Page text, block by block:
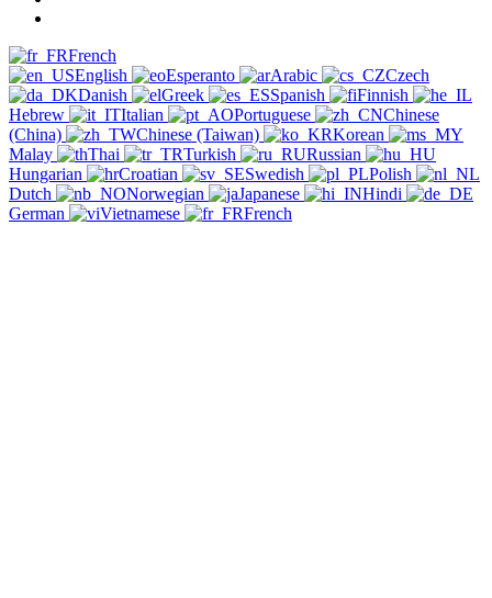
French
English
Esperanto Arabic
Czech
Danish
Greek Spanish
Finnish
Hebrew
Italian Portuguese
Chinese
(China)
Chinese (Taiwan)
Korean
Malay
Thai Turkish
Russian
Hungarian
Croatian Swedish
Polish
Dutch
Norwegian Japanese
Hindi
German
Vietnamese French